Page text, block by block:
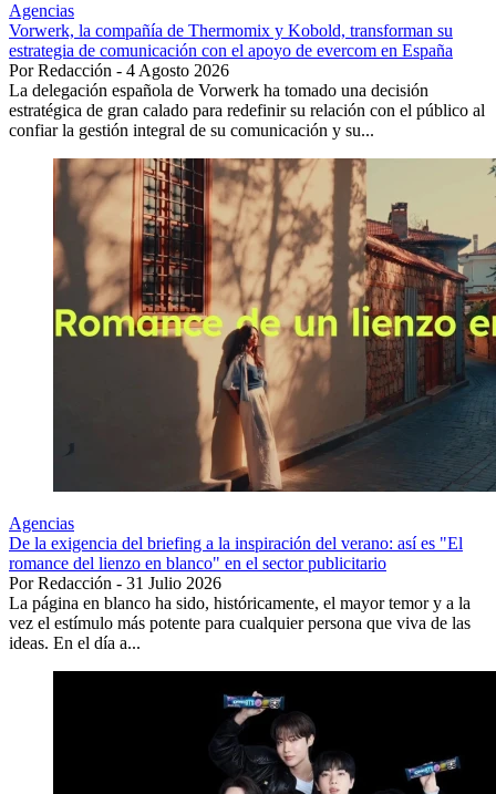
Agencias
Vorwerk, la compañía de Thermomix y Kobold, transforman su
estrategia de comunicación con el apoyo de evercom en España
Por Redacción - 4 Agosto 2026
La delegación española de Vorwerk ha tomado una decisión
estratégica de gran calado para redefinir su relación con el público al
confiar la gestión integral de su comunicación y su...
Agencias
De la exigencia del briefing a la inspiración del verano: así es "El
romance del lienzo en blanco" en el sector publicitario
Por Redacción - 31 Julio 2026
La página en blanco ha sido, históricamente, el mayor temor y a la
vez el estímulo más potente para cualquier persona que viva de las
ideas. En el día a...